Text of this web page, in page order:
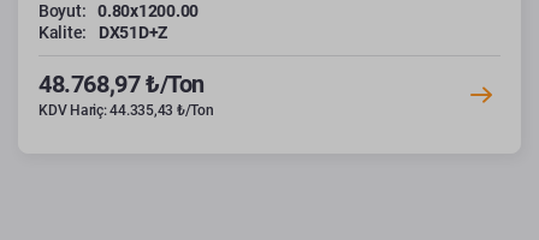
Boyut:
0.80x1200.00
Kalite:
DX51D+Z
48.768,97 ₺/Ton
KDV Hariç: 44.335,43 ₺/Ton